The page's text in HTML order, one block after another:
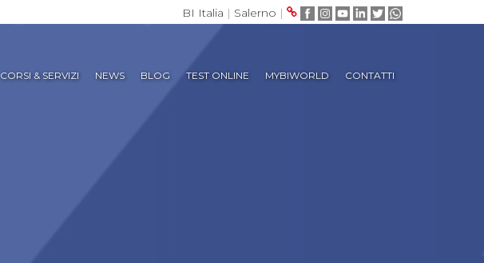
BI Italia | Salerno |
CORSI & SERVIZI NEWS BLOG TEST ONLINE MYBIWORLD CONTATTI